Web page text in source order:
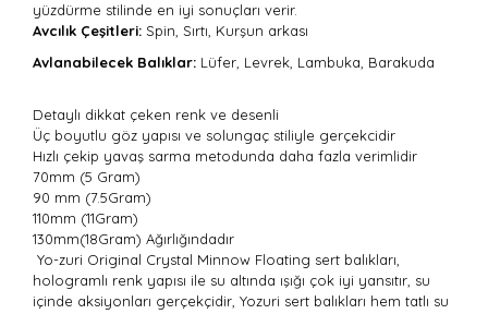
yüzdürme stilinde en iyi sonuçları verir.
Avcılık Çeşitleri: Spin, Sırtı, Kurşun arkası
Avlanabilecek Balıklar: Lüfer, Levrek, Lambuka, Barakuda
Detaylı dikkat çeken renk ve desenli
Üç boyutlu göz yapısı ve solungaç stiliyle gerçekcidir
Hızlı çekip yavaş sarma metodunda daha fazla verimlidir
70mm (5 Gram)
90 mm (7.5Gram)
110mm (11Gram)
130mm(18Gram) Ağırlığındadır
Yo-zuri Original Crystal Minnow Floating sert balıkları,
hologramlı renk yapısı ile su altında ışığı çok iyi yansıtır, su
içinde aksiyonları gerçekçidir, Yozuri sert balıkları hem tatlı su